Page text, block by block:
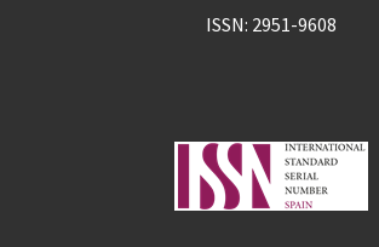
ISSN: 2951-9608